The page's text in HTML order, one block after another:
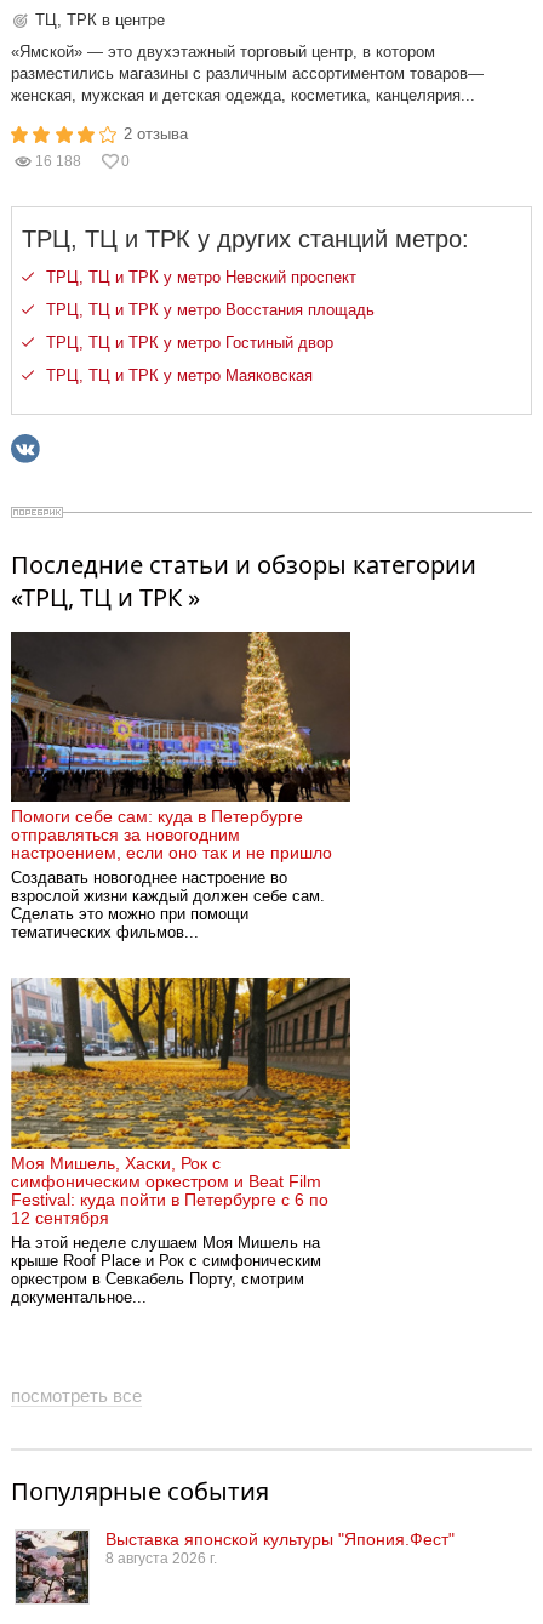
ТЦ, ТРК в центре
«Ямской» — это двухэтажный торговый центр, в котором
разместились магазины с различным ассортиментом товаров—
женская, мужская и детская одежда, косметика, канцелярия...
2 отзыва
16 188 0
ТРЦ, ТЦ и ТРК у других станций метро:
ТРЦ, ТЦ и ТРК у метро Невский проспект
ТРЦ, ТЦ и ТРК у метро Восстания площадь
ТРЦ, ТЦ и ТРК у метро Гостиный двор
ТРЦ, ТЦ и ТРК у метро Маяковская
Последние статьи и обзоры категории
«ТРЦ, ТЦ и ТРК »
Помоги себе сам: куда в Петербурге
отправляться за новогодним
настроением, если оно так и не пришло
Создавать новогоднее настроение во
взрослой жизни каждый должен себе сам.
Сделать это можно при помощи
тематических фильмов...
Моя Мишель, Хаски, Рок с
симфоническим оркестром и Beat Film
Festival: куда пойти в Петербурге с 6 по
12 сентября
На этой неделе слушаем Моя Мишель на
крыше Roof Place и Рок с симфоническим
оркестром в Севкабель Порту, смотрим
документальное...
посмотреть все
Популярные события
Выставка японской культуры "Япония.Фест"
8 августа 2026 г.